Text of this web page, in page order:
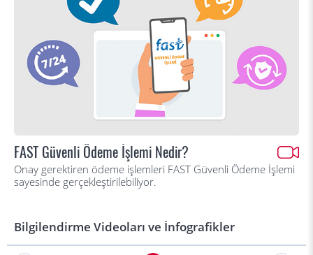
FAST Güvenli Ödeme İşlemi Nedir?
Onay gerektiren ödeme işlemleri FAST Güvenli Ödeme İşlemi
sayesinde gerçekleştirilebiliyor.
Bilgilendirme Videoları ve İnfografikler